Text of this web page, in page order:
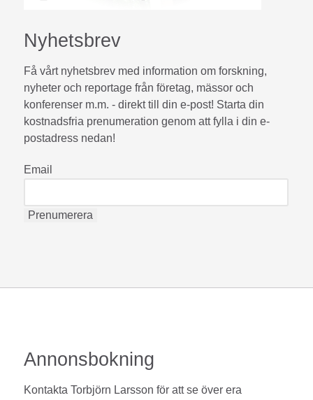
Nyhetsbrev
Få vårt nyhetsbrev med information om forskning,
nyheter och reportage från företag, mässor och
konferenser m.m. - direkt till din e-post! Starta din
kostnadsfria prenumeration genom att fylla i din e-
postadress nedan!
Email
Annonsbokning
Kontakta Torbjörn Larsson för att se över era